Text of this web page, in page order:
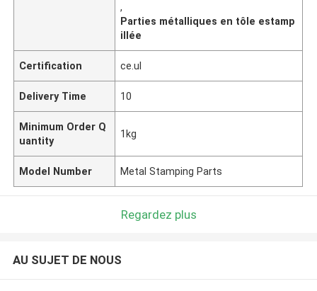
,
Parties métalliques en tôle estamp
illée
Certification ce.ul
Delivery Time 10
Minimum Order Q
uantity
1kg
Model Number Metal Stamping Parts
Regardez plus
AU SUJET DE NOUS